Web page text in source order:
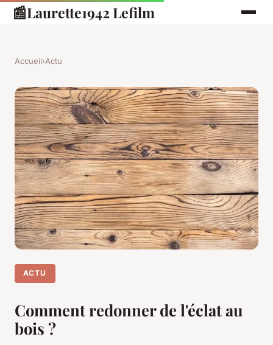
📰Laurette1942 Lefilm
Accueil›Actu
ACTU
Comment redonner de l'éclat au
bois ?